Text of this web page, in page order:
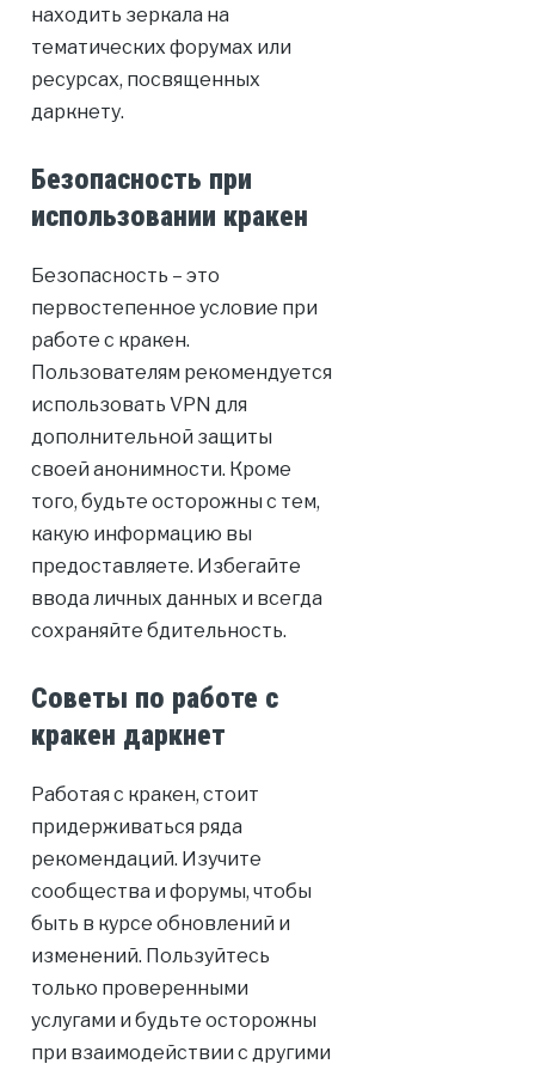
находить зеркала на
тематических форумах или
ресурсах, посвященных
даркнету.
Безопасность при
использовании кракен
Безопасность – это
первостепенное условие при
работе с кракен.
Пользователям рекомендуется
использовать VPN для
дополнительной защиты
своей анонимности. Кроме
того, будьте осторожны с тем,
какую информацию вы
предоставляете. Избегайте
ввода личных данных и всегда
сохраняйте бдительность.
Советы по работе с
кракен даркнет
Работая с кракен, стоит
придерживаться ряда
рекомендаций. Изучите
сообщества и форумы, чтобы
быть в курсе обновлений и
изменений. Пользуйтесь
только проверенными
услугами и будьте осторожны
при взаимодействии с другими